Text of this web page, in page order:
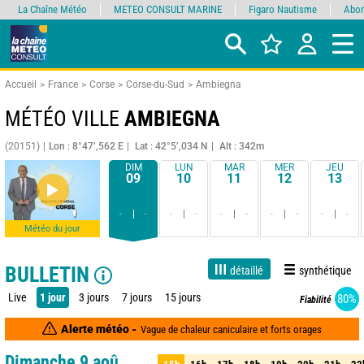
Accueil France Corse Corse-du-Sud Ambiegna
MÉTÉO VILLE AMBIEGNA
(20151) Lon : 8°47’,562 E Lat : 42°5’,034 N Alt : 342m
Météo du jour
DIM
09
- -
LUN
10
- -
MAR
11
- -
MER
12
- -
JEU
13
- -
BULLETIN détaillé synthétique
Live 1 jour 3 jours 7 jours 15 jours Fiabilité 80%
Alerte météo - Vague de chaleur caniculaire et forts orages
La Chaîne Météo METEO CONSULT MARINE Figaro Nautisme